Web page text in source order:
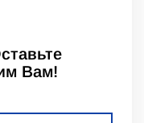
Вам!